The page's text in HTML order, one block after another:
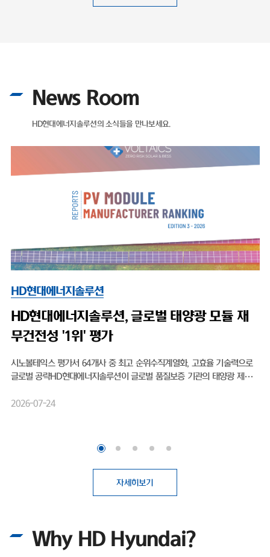
News Room
HD현대에너지솔루션의 소식들을 만나보세요.
자세히보기
HD현대에너지솔루션
HD현대엔솔, 출범 후 첫 신용등급 'A-'…태양
광 영토 확장 박차
HD현대엔솔, 출범 후 첫 신용등급 'A-'…태양광 영토 확장 박차무차입 경
영, 작년 영업익 1077% 상승 미국 OBBBA 수혜·비중국 공급망 강점 태
처음으로 기업신용 'A' 등급을 획득하며 글로벌 시장 공략을 위한 보폭을
이스신용평가로부터 기업 장기신용등급 'A-(안정적)'를 부여받았다. 2016
신용평가사에 기업신용등급 산정을 의뢰해 평가를 받은 것은 이번이 처
다.첫 등급 부여임에도 불구하고 곧바로 상위권 등급인 'A-'를 획득했다.
업신용등급 'A'는 전반적인 채무상환 능력이 높고, 장래 급격한 환경 변화
는 설립 이후 회사채 발행 없이 사업을 영위해 왔으며, 총차입금보다 현금
자산이 더 많은 마이너스(-) 순차입금 기조를 유지하고 있다.재무 건전성
2026-04-21
Why HD Hyundai?